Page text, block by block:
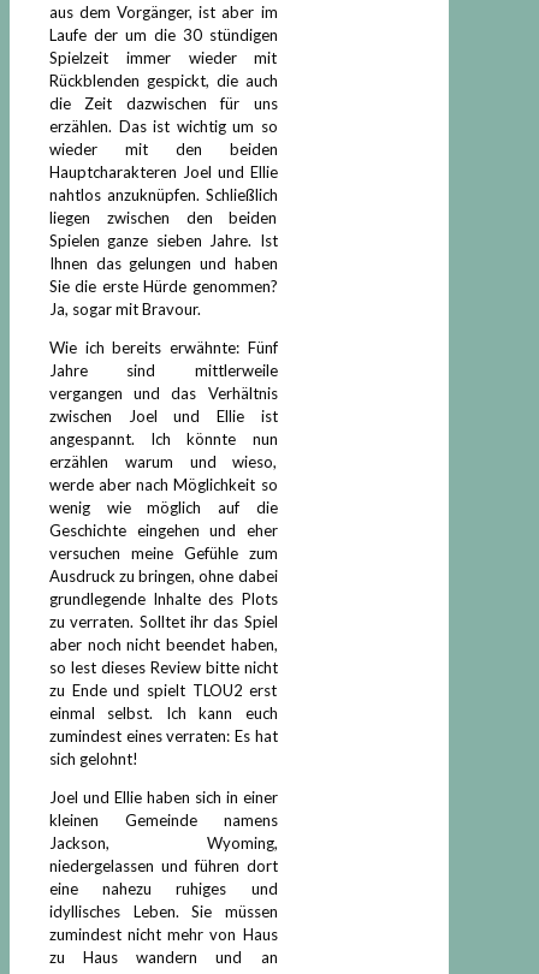
aus dem Vorgänger, ist aber im
Laufe der um die 30 stündigen
Spielzeit immer wieder mit
Rückblenden gespickt, die auch
die Zeit dazwischen für uns
erzählen. Das ist wichtig um so
wieder mit den beiden
Hauptcharakteren Joel und Ellie
nahtlos anzuknüpfen. Schließlich
liegen zwischen den beiden
Spielen ganze sieben Jahre. Ist
Ihnen das gelungen und haben
Sie die erste Hürde genommen?
Ja, sogar mit Bravour.
Wie ich bereits erwähnte: Fünf
Jahre sind mittlerweile
vergangen und das Verhältnis
zwischen Joel und Ellie ist
angespannt. Ich könnte nun
erzählen warum und wieso,
werde aber nach Möglichkeit so
wenig wie möglich auf die
Geschichte eingehen und eher
versuchen meine Gefühle zum
Ausdruck zu bringen, ohne dabei
grundlegende Inhalte des Plots
zu verraten. Solltet ihr das Spiel
aber noch nicht beendet haben,
so lest dieses Review bitte nicht
zu Ende und spielt TLOU2 erst
einmal selbst. Ich kann euch
zumindest eines verraten: Es hat
sich gelohnt!
Joel und Ellie haben sich in einer
kleinen Gemeinde namens
Jackson, Wyoming,
niedergelassen und führen dort
eine nahezu ruhiges und
idyllisches Leben. Sie müssen
zumindest nicht mehr von Haus
zu Haus wandern und an